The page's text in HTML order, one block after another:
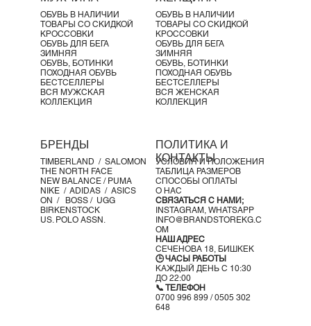
Застежка на шнурках
Верх из замши
Кожаная подкладка
Резиновая подошва
ОБУВЬ В НАЛИЧИИ
ТОВАРЫ СО СКИДКОЙ
КРОССОВКИ
ОБУВЬ ДЛЯ БЕГА
ЗИМНЯЯ
ОБУВЬ, БОТИНКИ
ПОХОДНАЯ ОБУВЬ
БЕСТСЕЛЛЕРЫ
ВСЯ МУЖСКАЯ
КОЛЛЕКЦИЯ
ОБУВЬ В НАЛИЧИИ
ТОВАРЫ СО СКИДКОЙ
КРОССОВКИ
ОБУВЬ ДЛЯ БЕГА
ЗИМНЯЯ
ОБУВЬ, БОТИНКИ
ПОХОДНАЯ ОБУВЬ
БЕСТСЕЛЛЕРЫ
ВСЯ ЖЕНСКАЯ
КОЛЛЕКЦИЯ
БРЕНДЫ
TIMBERLAND / SALOMON
THE NORTH FACE
NEW BALANCE / PUMA
NIKE / ADIDAS / ASICS
ON / BOSS / UGG
BIRKENSTOCK
US. POLO ASSN.
ПОЛИТИКА И
КОНТАКТЫ
УСЛОВИЯ И ПОЛОЖЕНИЯ
ТАБЛИЦА РАЗМЕРОВ
СПОСОБЫ ОПЛАТЫ
О НАС
СВЯЗАТЬСЯ С НАМИ;
INSTAGRAM, WHATSAPP
INFO@BRANDSTOREKG.C
OM
НАШ АДРЕС
СЕЧЕНОВА 18, БИШКЕК
🕒 ЧАСЫ РАБОТЫ
КАЖДЫЙ ДЕНЬ С 10:30
ДО 22:00
📞 ТЕЛЕФОН
0700 996 899 / 0505 302
648